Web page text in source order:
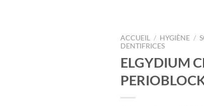
ACCUEIL / HYGIÈNE /
DENTIFRICES
ELGYDIUM